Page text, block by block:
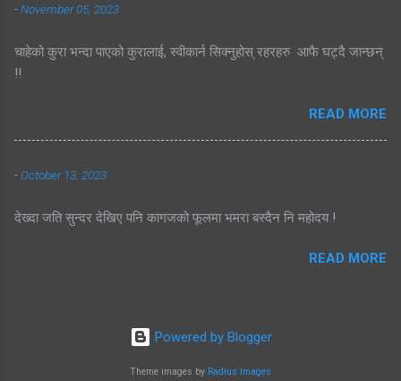
-November 05, 2023
चाहेको कुरा भन्दा पाएको कुरालाई, स्वीकार्न सिक्नुहोस् रहरहरु आफै घट्दै जान्छन्
!!
READ MORE
-October 13, 2023
देख्दा जति सुन्दर देखिए पनि कागजको फूलमा भमरा बस्दैन नि महोदय !
READ MORE
Powered by Blogger
Theme images by Radius Images